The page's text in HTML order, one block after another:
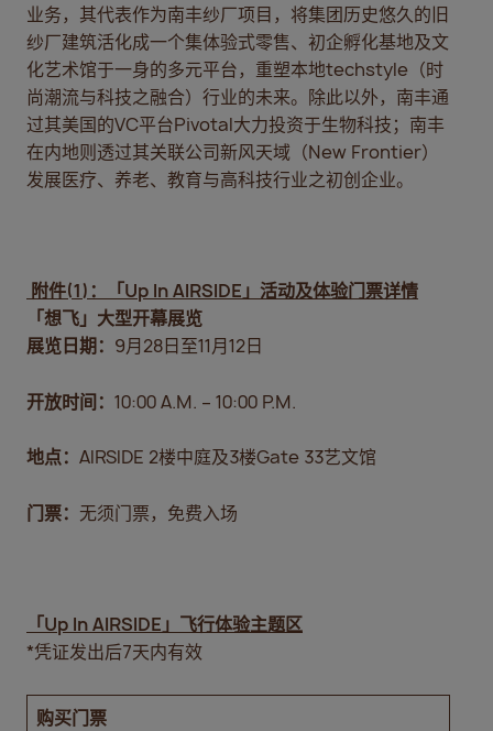
业务，其代表作为南丰纱厂项目，将集团历史悠久的旧
纱厂建筑活化成一个集体验式零售、初企孵化基地及文
化艺术馆于一身的多元平台，重塑本地techstyle（时
尚潮流与科技之融合）行业的未来。除此以外，南丰通
过其美国的VC平台Pivotal大力投资于生物科技；南丰
在内地则透过其关联公司新风天域（New Frontier）
发展医疗、养老、教育与高科技行业之初创企业。
附件(1) ：「Up In AIRSIDE 」活动及体验门票详情
「想飞」大型开幕展览
展览日期： 9月28日至11月12日
开放时间： 10:00 A.M. – 10:00 P.M.
地点： AIRSIDE 2楼中庭及3楼Gate 33艺文馆
门票： 无须门票，免费入场
「Up In AIRSIDE 」飞行体验主题区
*凭证发出后7天内有效
购买门票